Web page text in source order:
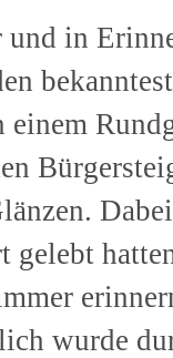
in
gelebt
wurde